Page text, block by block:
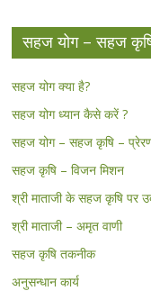
सहज योग – सहज
सहज योग क्या है?
सहज योग ध्यान कैसे करें ?
सहज योग – सहज कृषि –
सहज कृषि – विजन मिशन
श्री माताजी के सहज कृषि पर
श्री माताजी – अमृत वाणी
सहज कृषि तकनीक
अनुसन्धान कार्य